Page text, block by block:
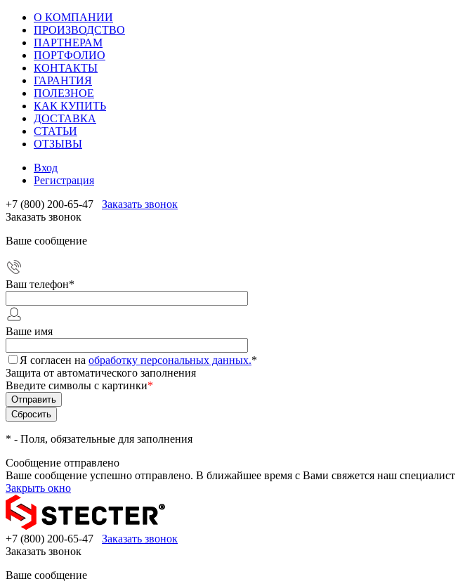
О КОМПАНИИ
ПРОИЗВОДСТВО
ПАРТНЕРАМ
ПОРТФОЛИО
КОНТАКТЫ
ГАРАНТИЯ
ПОЛЕЗНОЕ
КАК КУПИТЬ
ДОСТАВКА
СТАТЬИ
ОТЗЫВЫ
Вход
Регистрация
+7 (800) 200-65-47
Заказать звонок
Заказать звонок
Ваше сообщение
Ваш телефон*
Ваше имя
Я согласен на обработку персональных данных.*
Защита от автоматического заполнения
Введите символы с картинки*
* - Поля, обязательные для заполнения
Сообщение отправлено
Ваше сообщение успешно отправлено. В ближайшее время с Вами свяжется наш специалист
Закрыть окно
+7 (800) 200-65-47
Заказать звонок
Заказать звонок
Ваше сообщение